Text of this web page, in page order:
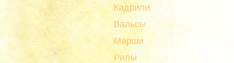
Кадрили
Вальсы
Марши
Рилы